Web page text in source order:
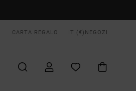
CARTA REGALO IT (€) NEGOZI